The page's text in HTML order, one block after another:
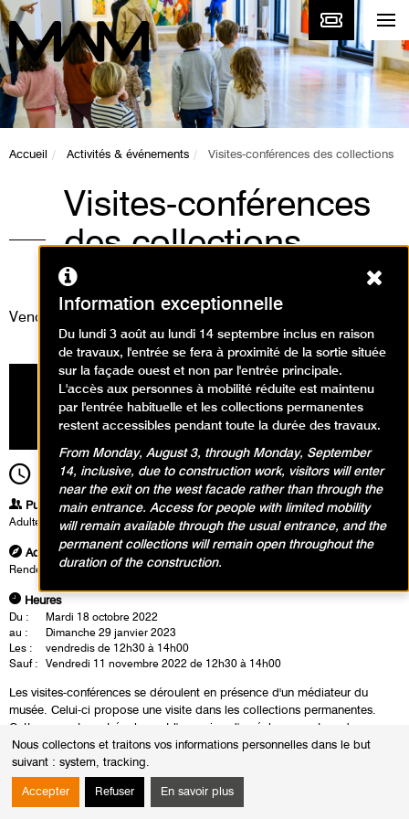
Nous collectons et traitons vos informations personnelles dans le but
suivant : system, tracking.
Accepter Refuser En savoir plus
Accueil Activités & événements Visites-conférences des collections
Visites-conférences
des collections
Visites
Vendredi 27 janvier 2023
12h30 Durée1h30
Publics
Adultes
Adresse
Rendez-vous à l'accueil du musée
Heures
Du :
Mardi 18 octobre 2022
au :
Dimanche 29 janvier 2023
Les :
vendredis de 12h30 à 14h00
Sauf :
Vendredi 11 novembre 2022 de 12h30 à 14h00
Les visites-conférences se déroulent en présence d'un médiateur du
musée. Celui-ci propose une visite dans les collections permanentes.
Cette rencontre est également l'occasion d'un échange autour des
oeuvres.
Information exceptionnelle
Du lundi 3 août au lundi 14 septembre inclus en raison
de travaux, l'entrée se fera à proximité de la sortie située
sur la façade ouest et non par l'entrée principale.
L'accès aux personnes à mobilité réduite est maintenu
par l'entrée habituelle et les collections permanentes
restent accessibles pendant toute la durée des travaux.
From Monday, August 3, through Monday, September
14, inclusive, due to construction work, visitors will enter
near the exit on the west facade rather than through the
main entrance. Access for people with limited mobility
will remain available through the usual entrance, and the
permanent collections will remain open throughout the
duration of the construction.